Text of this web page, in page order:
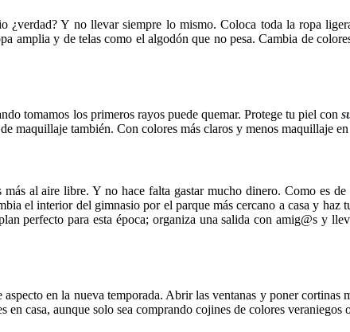
¿verdad? Y no llevar siempre lo mismo. Coloca toda la ropa
amplia y de telas como el algodón que no pesa. Cambia de
tomamos los primeros rayos puede quemar. Protege tu piel con
maquillaje también. Con colores más claros y menos maquillaje
al aire libre. Y no hace falta gastar mucho dinero. Como es
el interior del gimnasio por el parque más cercano a casa y
perfecto para esta época; organiza una salida con amig@s y
aspecto en la nueva temporada. Abrir las ventanas y poner
en casa, aunque solo sea comprando cojines de colores